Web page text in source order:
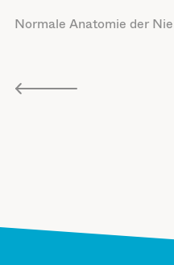
Normale Anatomie der
Nierenzyste links als
Entzündung der Niere links